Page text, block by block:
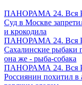
ПАНОРАМА 24. Вся
Суд в Москве
и крокодила
ПАНОРАМА 24. Вся
Сахалинские рыбаки
она же - рыба-собака
ПАНОРАМА 24. Вся
Россиянин похитил в